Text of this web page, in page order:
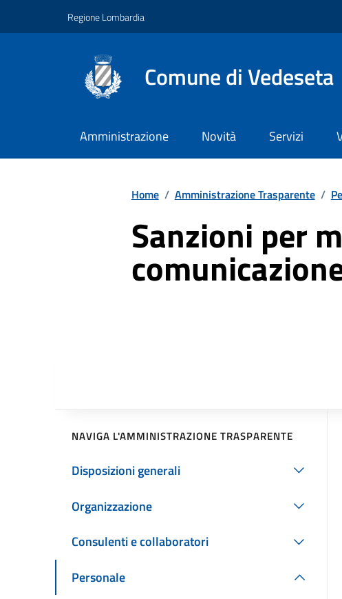
Regione Lombardia
Comune di Vedeseta
Amministrazione Novità Servizi
Home / Amministrazione Trasparente /
Sanzioni per
NAVIGA L'AMMINISTRAZIONE TRASPARENTE
Disposizioni generali
Organizzazione
Consulenti e collaboratori
Personale